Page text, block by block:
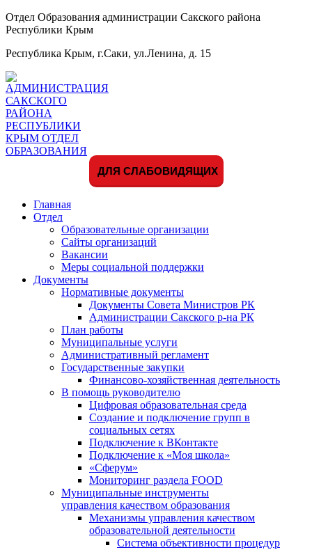
Отдел Образования администрации Сакского района
Республики Крым
Республика Крым, г.Саки, ул.Ленина, д. 15
ДЛЯ СЛАБОВИДЯЩИХ
Главная
Отдел
Образовательные организации
Сайты организаций
Вакансии
Меры социальной поддержки
Документы
Нормативные документы
Документы Совета Министров РК
Администрации Сакского р-на РК
План работы
Муниципальные услуги
Административный регламент
Государственные закупки
Финансово-хозяйственная деятельность
В помощь руководителю
Цифровая образовательная среда
Создание и подключение групп в
социальных сетях
Подключение к ВКонтакте
Подключение к «Моя школа»
«Сферум»
Мониторинг раздела FOOD
Муниципальные инструменты
управления качеством образования
Механизмы управления качеством
образовательной деятельности
Система объективности процедур